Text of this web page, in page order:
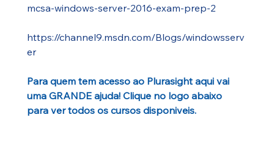
mcsa-windows-server-2016-exam-prep-2
https://channel9.msdn.com/Blogs/windowsserv
er
Para quem tem acesso ao Plurasight aqui vai
uma GRANDE ajuda! Clique no logo abaixo
para ver todos os cursos disponiveis.